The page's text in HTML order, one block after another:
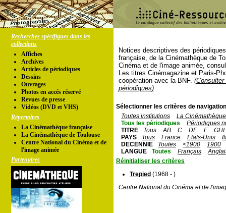
Recherches spécifiques dans les
collections
Affiches
Archives
Articles de périodiques
Dessins
Ouvrages
Photos en accés réservé
Revues de presse
Vidéos (DVD et VHS)
Répertoires
La Cinémathèque française
La Cinémathèque de Toulouse
Centre National du Cinéma et de
l'image animée
Partenaires
Notices descriptives des
française, de la Cinémathèque de
Cinéma et de l'image animée,
Les titres Cinémagazine et Paris-
coopération avec la BNF.
périodiques)
Sélectionner les critères de
Toutes institutions
La
Tous les périodiques
Périodiques
TITRE
Tous AB C DE F
GHI
PAYS
Tous France Etats-Unis
DECENNIE
Toutes <1900
1900
LANGUE
Toutes Français
Réinitialiser les critères
Trepied (1968 - )
Centre National du Cinéma et de